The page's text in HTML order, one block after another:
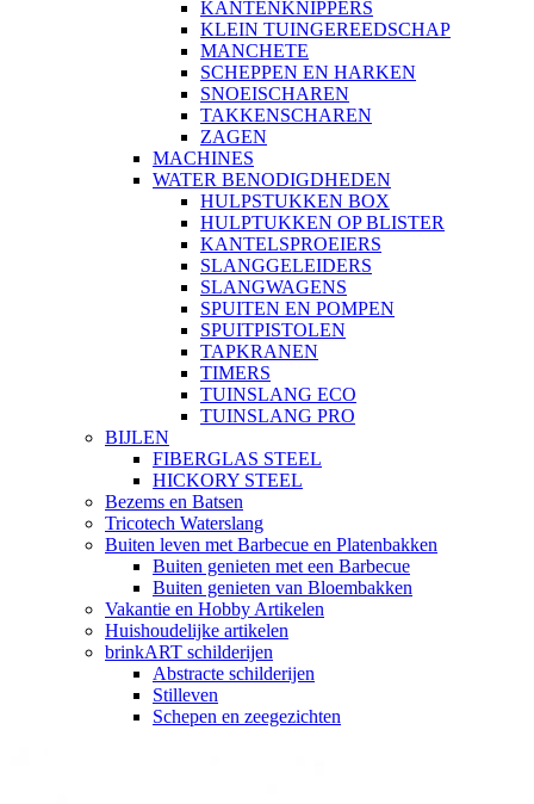
KANTENKNIPPERS
KLEIN TUINGEREEDSCHAP
MANCHETE
SCHEPPEN EN HARKEN
SNOEISCHAREN
TAKKENSCHAREN
ZAGEN
MACHINES
WATER BENODIGDHEDEN
HULPSTUKKEN BOX
HULPTUKKEN OP BLISTER
KANTELSPROEIERS
SLANGGELEIDERS
SLANGWAGENS
SPUITEN EN POMPEN
SPUITPISTOLEN
TAPKRANEN
TIMERS
TUINSLANG ECO
TUINSLANG PRO
BIJLEN
FIBERGLAS STEEL
HICKORY STEEL
Bezems en Batsen
Tricotech Waterslang
Buiten leven met Barbecue en Platenbakken
Buiten genieten met een Barbecue
Buiten genieten van Bloembakken
Vakantie en Hobby Artikelen
Huishoudelijke artikelen
brinkART schilderijen
Abstracte schilderijen
Stilleven
Schepen en zeegezichten